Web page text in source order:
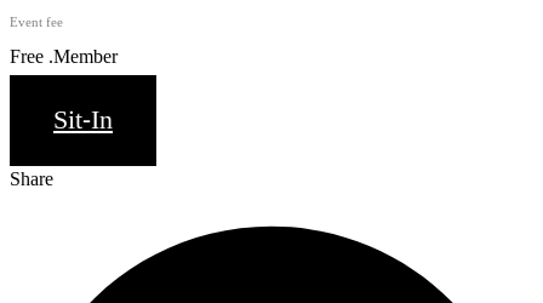
Event fee
Free .Member
Sit-In
Share